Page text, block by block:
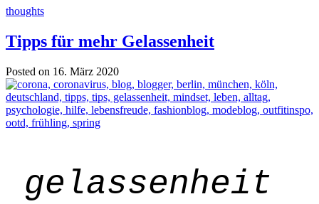
thoughts
Tipps für mehr Gelassenheit
Posted on 16. März 2020
gelassenheit